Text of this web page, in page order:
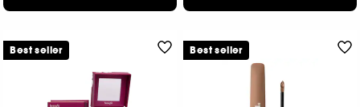
Best seller Best seller